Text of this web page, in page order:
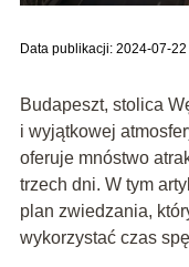
Data publikacji: 2024-07-22
Budapeszt, stolica
i wyjątkowej
oferuje mnóstwo
trzech dni. W tym
plan zwiedzania,
wykorzystać czas